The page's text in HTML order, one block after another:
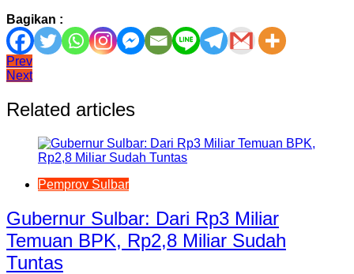
Bagikan :
Navigasi
pos
Prev
Next
Related articles
Pemprov Sulbar
Gubernur Sulbar: Dari Rp3 Miliar
Temuan BPK, Rp2,8 Miliar Sudah
Tuntas